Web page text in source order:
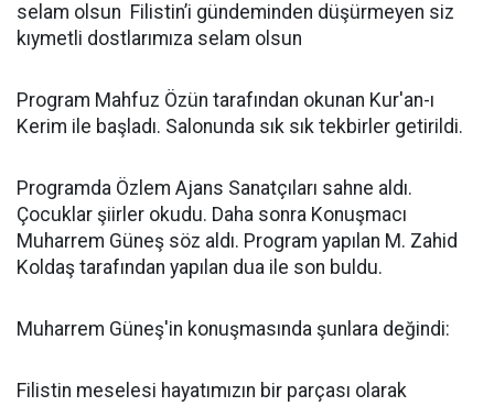
selam olsun Filistin’i gündeminden düşürmeyen siz
kıymetli dostlarımıza selam olsun
Program Mahfuz Özün tarafından okunan Kur'an-ı
Kerim ile başladı. Salonunda sık sık tekbirler getirildi.
Programda Özlem Ajans Sanatçıları sahne aldı.
Çocuklar şiirler okudu. Daha sonra Konuşmacı
Muharrem Güneş söz aldı. Program yapılan M. Zahid
Koldaş tarafından yapılan dua ile son buldu.
Muharrem Güneş'in konuşmasında şunlara değindi:
Filistin meselesi hayatımızın bir parçası olarak